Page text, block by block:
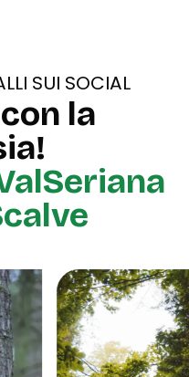
SUI SOCIAL
la